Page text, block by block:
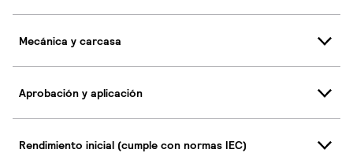
Mecánica y carcasa
Aprobación y aplicación
Rendimiento inicial (cumple con normas IEC)